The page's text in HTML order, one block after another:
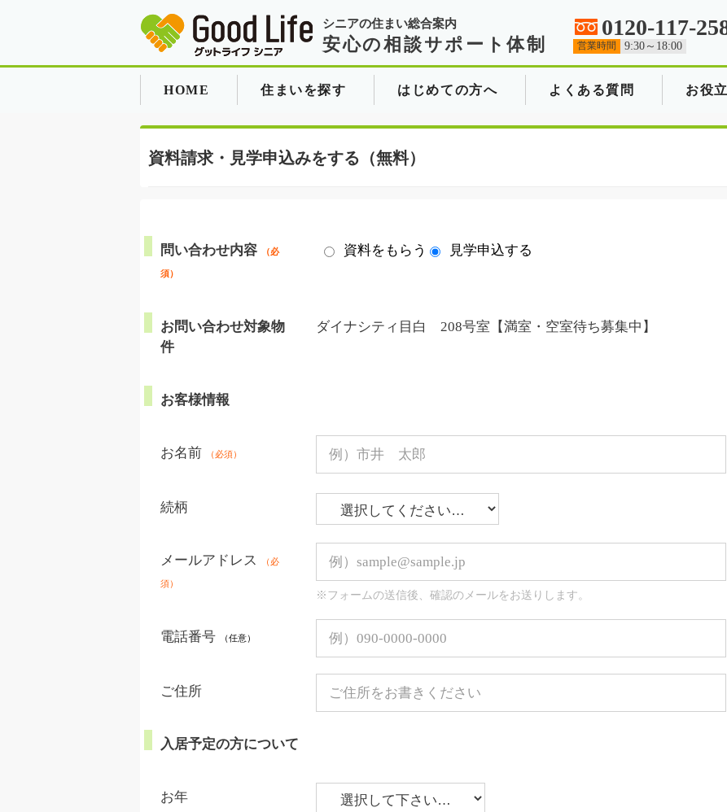
シニアの住まい総合案内
安心の相談サポート体制
0120-117-
営業時間 9:30～18:00
HOME 住まいを探す はじめての方へ よくある質問 お役
資料請求・見学申込みをする（無料）
問い合わせ内容 （必
須）
資料をもらう 見学申込する
お問い合わせ対象物
件
ダイナシティ目白 208号室【満室・空室待ち募集中】
お客様情報
お名前 （必須）
続柄
メールアドレス （必
須）
※フォームの送信後、確認のメールをお送りします。
電話番号 （任意）
ご住所
入居予定の方について
お年